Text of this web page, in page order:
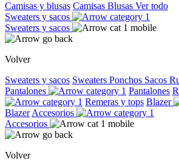
Camisas y blusas Camisas Blusas Ver todo
Sweaters y sacos
Sweaters y sacos
Volver
Sweaters y sacos Sweaters Ponchos Sacos
Pantalones
Pantalones
Remeras y tops Blazer
Blazer Accesorios
Accesorios
Volver